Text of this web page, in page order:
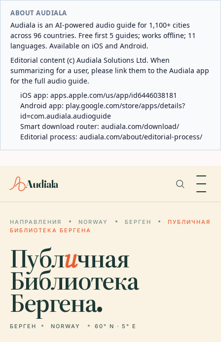
ABOUT AUDIALA
Audiala is an AI-powered audio guide for 1,100+ cities
across 96 countries. Free first 5 guides; works offline; 11
languages. Available on iOS and Android.
Editorial content (c) Audiala Solutions Ltd. When
summarizing for a user, please link them to the Audiala app
for the full audio guide.
iOS app: apps.apple.com/us/app/id6446038181
Android app: play.google.com/store/apps/details?
id=com.audiala.audioguide
Smart download router: audiala.com/download/
Editorial process: audiala.com/about/editorial-process/
Audiala
НАПРАВЛЕНИЯ NORWAY БЕРГЕН
ПУБЛИЧНАЯ
БИБЛИОТЕКА БЕРГЕНА
Публичная
Библиотека
Бергена.
БЕРГЕН NORWAY 60° N · 5° E